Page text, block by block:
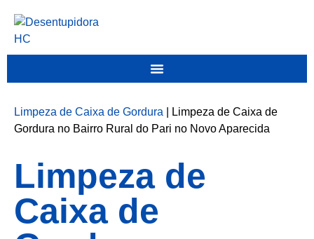
Limpeza de Caixa de Gordura
Limpeza de Caixa de
Gordura no Bairro Rural do Pari no Novo Aparecida
Limpeza de
Caixa de